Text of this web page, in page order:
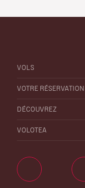
VOLS
VOTRE RÉSERVATION
DÉCOUVREZ
VOLOTEA